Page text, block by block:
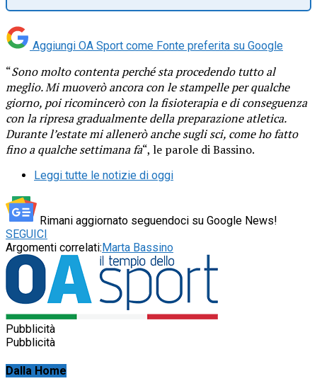
Aggiungi OA Sport come Fonte preferita su Google
“Sono molto contenta perché sta procedendo tutto al
meglio. Mi muoverò ancora con le stampelle per qualche
giorno, poi ricomincerò con la fisioterapia e di conseguenza
con la ripresa gradualmente della preparazione atletica.
Durante l’estate mi allenerò anche sugli sci, come ho fatto
fino a qualche settimana fa“, le parole di Bassino.
Leggi tutte le notizie di oggi
Rimani aggiornato seguendoci su Google News!
SEGUICI
Argomenti correlati:Marta Bassino
Pubblicità
Pubblicità
Dalla Home